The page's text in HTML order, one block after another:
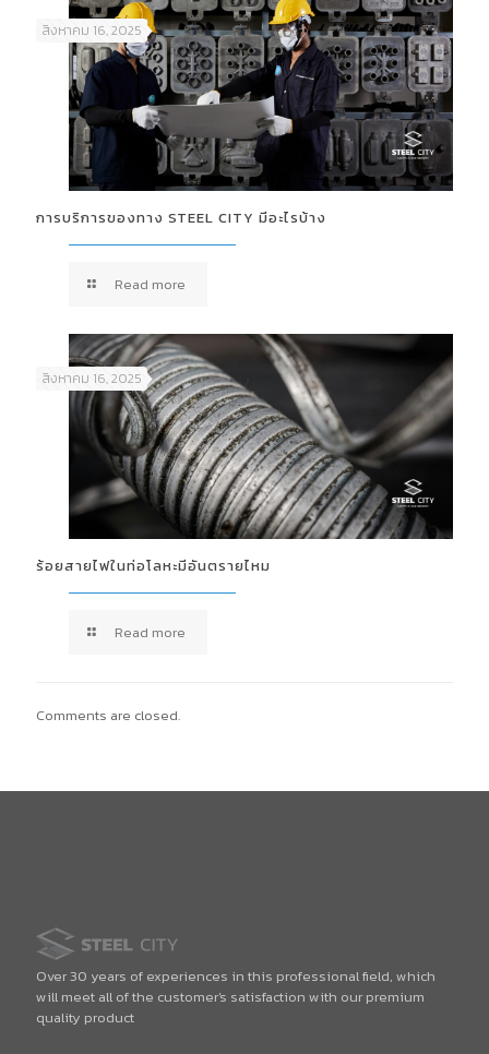
สิงหาคม 16, 2025
การบริการของทาง STEEL CITY มีอะไรบ้าง
Read more
สิงหาคม 16, 2025
ร้อยสายไฟในท่อโลหะมีอันตรายไหม
Read more
Comments are closed.
Over 30 years of experiences in this professional field, which
will meet all of the customer's satisfaction with our premium
quality product